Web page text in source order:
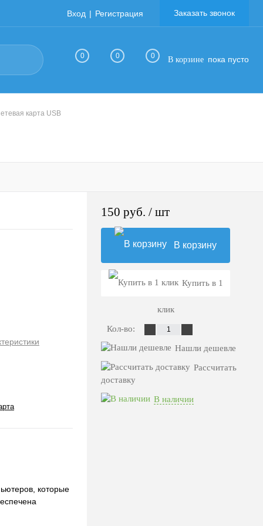
Вход Регистрация Заказать звонок
0 0 0 В корзине пока пусто
карта USB
которые
150 руб. / шт
В корзину
Купить в 1
клик
Кол-во:
Нашли дешевле
Рассчитать
доставку
В наличии